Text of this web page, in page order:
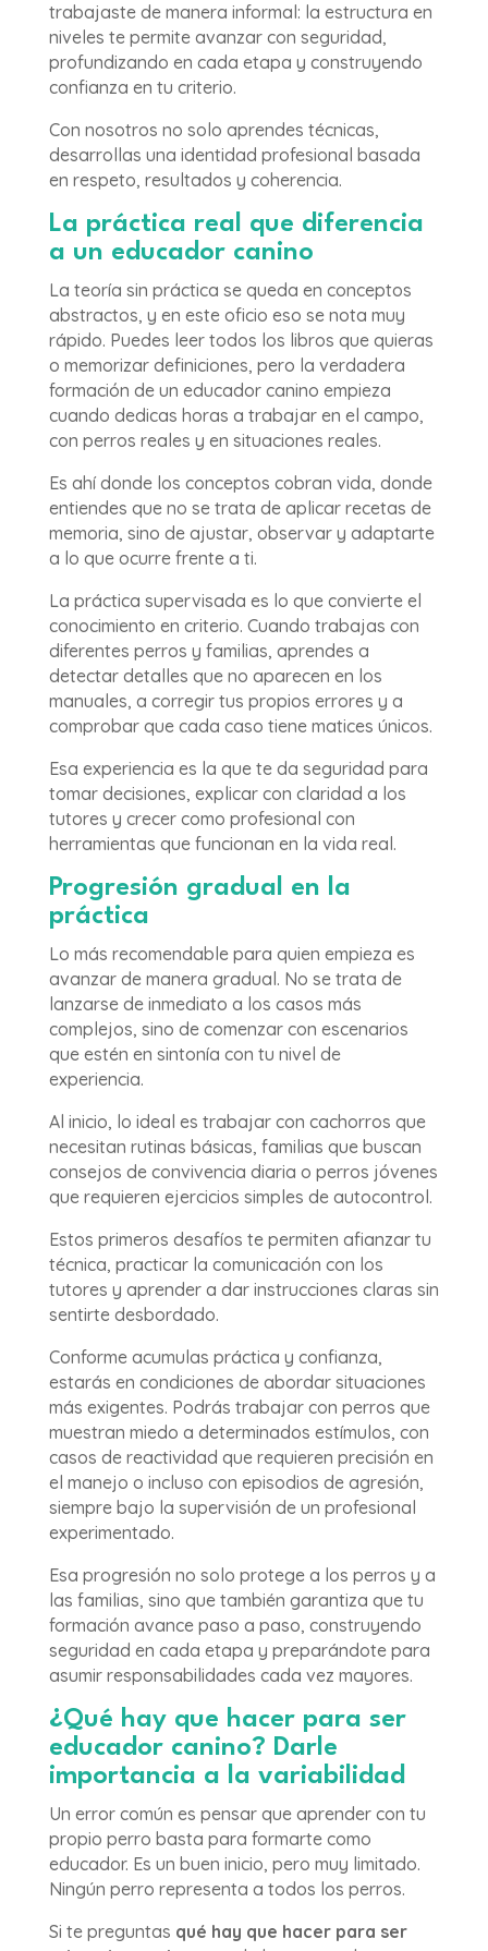
trabajaste de manera informal: la estructura en
niveles te permite avanzar con seguridad,
profundizando en cada etapa y construyendo
confianza en tu criterio.
Con nosotros no solo aprendes técnicas,
desarrollas una identidad profesional basada
en respeto, resultados y coherencia.
La práctica real que diferencia
a un educador canino
La teoría sin práctica se queda en conceptos
abstractos, y en este oficio eso se nota muy
rápido. Puedes leer todos los libros que quieras
o memorizar definiciones, pero la verdadera
formación de un educador canino empieza
cuando dedicas horas a trabajar en el campo,
con perros reales y en situaciones reales.
Es ahí donde los conceptos cobran vida, donde
entiendes que no se trata de aplicar recetas de
memoria, sino de ajustar, observar y adaptarte
a lo que ocurre frente a ti.
La práctica supervisada es lo que convierte el
conocimiento en criterio. Cuando trabajas con
diferentes perros y familias, aprendes a
detectar detalles que no aparecen en los
manuales, a corregir tus propios errores y a
comprobar que cada caso tiene matices únicos.
Esa experiencia es la que te da seguridad para
tomar decisiones, explicar con claridad a los
tutores y crecer como profesional con
herramientas que funcionan en la vida real.
Progresión gradual en la
práctica
Lo más recomendable para quien empieza es
avanzar de manera gradual. No se trata de
lanzarse de inmediato a los casos más
complejos, sino de comenzar con escenarios
que estén en sintonía con tu nivel de
experiencia.
Al inicio, lo ideal es trabajar con cachorros que
necesitan rutinas básicas, familias que buscan
consejos de convivencia diaria o perros jóvenes
que requieren ejercicios simples de autocontrol.
Estos primeros desafíos te permiten afianzar tu
técnica, practicar la comunicación con los
tutores y aprender a dar instrucciones claras sin
sentirte desbordado.
Conforme acumulas práctica y confianza,
estarás en condiciones de abordar situaciones
más exigentes. Podrás trabajar con perros que
muestran miedo a determinados estímulos, con
casos de reactividad que requieren precisión en
el manejo o incluso con episodios de agresión,
siempre bajo la supervisión de un profesional
experimentado.
Esa progresión no solo protege a los perros y a
las familias, sino que también garantiza que tu
formación avance paso a paso, construyendo
seguridad en cada etapa y preparándote para
asumir responsabilidades cada vez mayores.
¿Qué hay que hacer para ser
educador canino? Darle
importancia a la variabilidad
Un error común es pensar que aprender con tu
propio perro basta para formarte como
educador. Es un buen inicio, pero muy limitado.
Ningún perro representa a todos los perros.
Si te preguntas qué hay que hacer para ser